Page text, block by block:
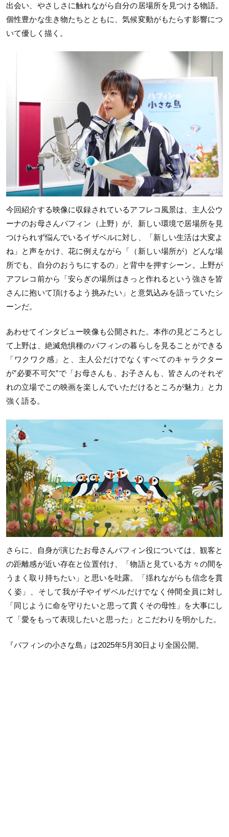
出会い、やさしさに触れながら自分の居場所を見つける物語。
個性豊かな生き物たちとともに、気候変動がもたらす影響につ
いて優しく描く。
今回紹介する映像に収録されているアフレコ風景は、主人公ウ
ーナのお母さんパフィン（上野）が、新しい環境で居場所を見
つけられず悩んでいるイザベルに対し、「新しい生活は大変よ
ね」と声をかけ、花に例えながら「（新しい場所が）どんな場
所でも、自分のおうちにするの」と背中を押すシーン。上野が
アフレコ前から「安らぎの場所はきっと作れるという強さを皆
さんに抱いて頂けるよう挑みたい」と意気込みを語っていたシ
ーンだ。
あわせてインタビュー映像も公開された。本作の見どころとし
て上野は、絶滅危惧種のパフィンの暮らしを見ることができる
「ワクワク感」と、主人公だけでなくすべてのキャラクター
が”必要不可欠”で「お母さんも、お子さんも、皆さんのそれぞ
れの立場でこの映画を楽しんでいただけるところが魅力」と力
強く語る。
さらに、自身が演じたお母さんパフィン役については、観客と
の距離感が近い存在と位置付け、「物語と見ている方々の間を
うまく取り持ちたい」と思いを吐露。「揺れながらも信念を貫
く姿」、そして我が子やイザベルだけでなく仲間全員に対し
「同じように命を守りたいと思って貫くその母性」を大事にし
て「愛をもって表現したいと思った」とこだわりを明かした。
『パフィンの小さな島』は2025年5月30日より全国公開。